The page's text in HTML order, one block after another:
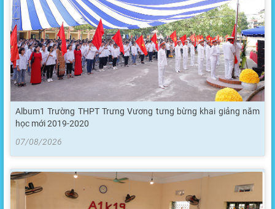
Album1 Trường THPT Trưng Vương tưng bừng khai giảng năm
học mới 2019-2020
07/08/2026